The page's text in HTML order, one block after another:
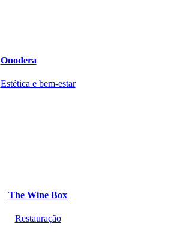
Onodera
Estética e bem-estar
The Wine Box
Restauração